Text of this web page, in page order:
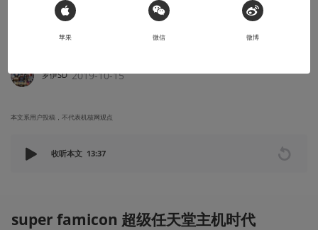
的历史（SFC篇）
一部源远流长、影响整个日本游戏产业的游戏是如何诞生的
罗伊SD 2019-10-15
本文系用户投稿，不代表机核网观点
收听本文 13:37
super famicon 超级任天堂主机时代
 Sign in with Apple
苹果 微信 微博